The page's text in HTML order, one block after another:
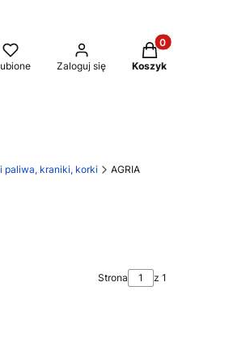
Zaloguj się
Produkty w
Koszyk
paliwa, kraniki, korki AGRIA
Strona z 1